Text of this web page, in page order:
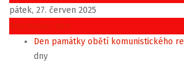
pátek, 27. červen 2025
Následující den
Den památky obětí komunistického
dny